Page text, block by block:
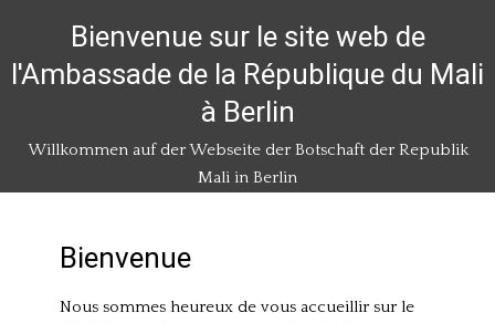
Bienvenue sur le site web de
l'Ambassade de la République du Mali
à Berlin
Willkommen auf der Webseite der Botschaft der Republik
Mali in Berlin
Bienvenue
Nous sommes heureux de vous accueillir sur le